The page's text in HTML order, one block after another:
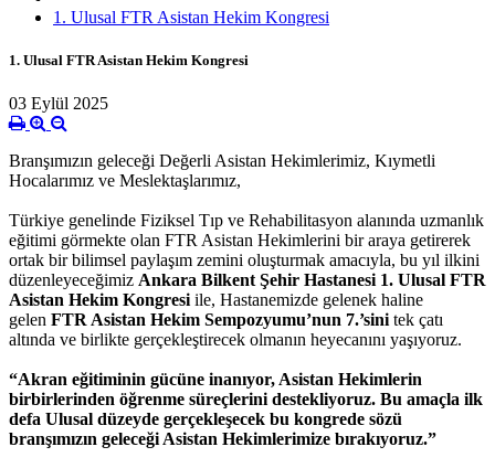
1. Ulusal FTR Asistan Hekim Kongresi
1. Ulusal FTR Asistan Hekim Kongresi
03 Eylül 2025
Branşımızın geleceği Değerli Asistan Hekimlerimiz, Kıymetli
Hocalarımız ve Meslektaşlarımız,
Türkiye genelinde Fiziksel Tıp ve Rehabilitasyon alanında uzmanlık
eğitimi görmekte olan FTR Asistan Hekimlerini bir araya getirerek
ortak bir bilimsel paylaşım zemini oluşturmak amacıyla, bu yıl ilkini
düzenleyeceğimiz Ankara Bilkent Şehir Hastanesi 1. Ulusal FTR
Asistan Hekim Kongresi ile, Hastanemizde gelenek haline
gelen FTR Asistan Hekim Sempozyumu’nun 7.’sini tek çatı
altında ve birlikte gerçekleştirecek olmanın heyecanını yaşıyoruz.
“Akran eğitiminin gücüne inanıyor, Asistan Hekimlerin
birbirlerinden öğrenme süreçlerini destekliyoruz. Bu amaçla ilk
defa Ulusal düzeyde gerçekleşecek bu kongrede sözü
branşımızın geleceği Asistan Hekimlerimize bırakıyoruz.”